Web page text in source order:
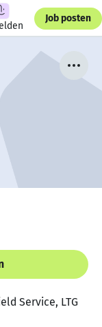
Job posten
Service, LTG